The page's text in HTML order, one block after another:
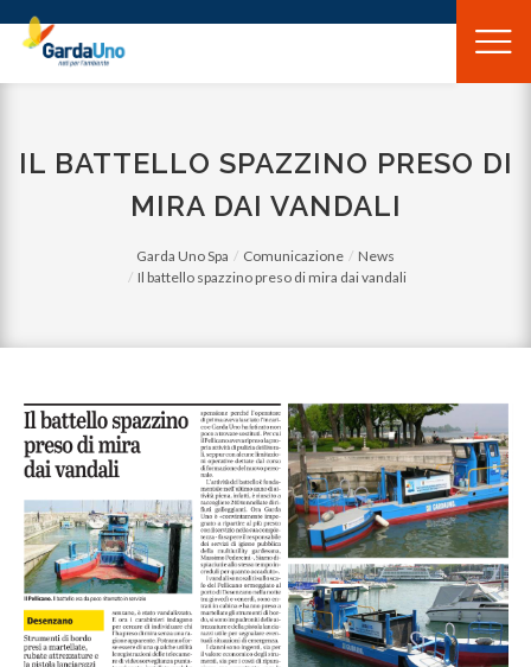
Gardauno
Spa
IL BATTELLO SPAZZINO PRESO DI
MIRA DAI VANDALI
Garda Uno Spa Comunicazione
News
Il battello spazzino preso di mira dai vandali